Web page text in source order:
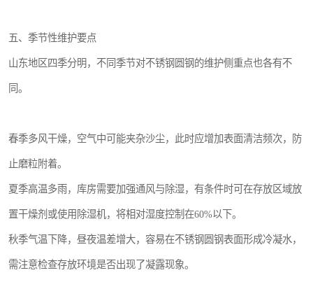
五、季节性维护要点
山东地区四季分明，不同季节对不锈钢圆钢的维护侧重点也各有不
同。
春季多风干燥，空气中可能夹杂沙尘，此时应增加表面清洁频次，防
止磨粒附着。
夏季高温多雨，库房需要加强通风与除湿，有条件时可在存放区域放
置干燥剂或使用除湿机，将相对湿度控制在60%以下。
秋季气温下降，昼夜温差增大，容易在不锈钢圆钢表面形成冷凝水，
需注意检查存放环境是否出现了凝露现象。